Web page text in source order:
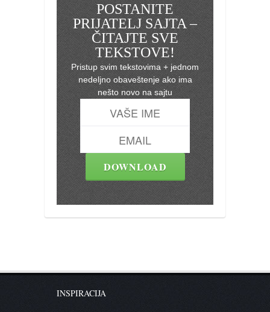
POSTANITE
PRIJATELJ SAJTA –
ČITAJTE SVE
TEKSTOVE!
Pristup svim tekstovima + jednom
nedeljno obaveštenje ako ima
nešto novo na sajtu
INSPIRACIJA